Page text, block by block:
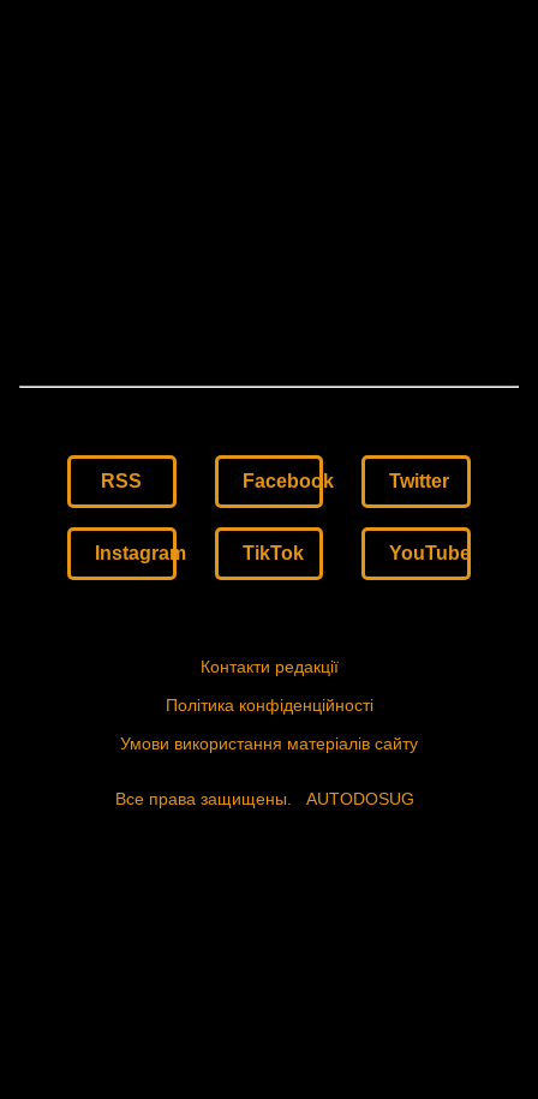
RSS Facebook Twitter
Instagram TikTok YouTube
Контакти редакції
Політика конфіденційності
Умови використання матеріалів сайту
Все права защищены. AUTODOSUG